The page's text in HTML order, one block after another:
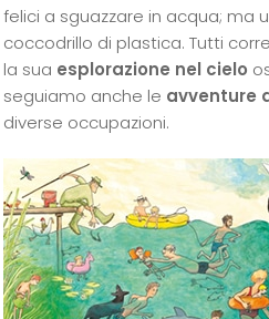
felici a sguazzare in acqua; ma
coccodrillo di plastica. Tutti
la sua esplorazione nel cielo
seguiamo anche le avventure
diverse occupazioni.